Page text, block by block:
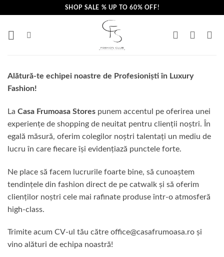
content
SHOP SALE % UP TO 60% OFF!
Al ătură-te echipei noastre de Profesioniști în Luxury
Fashion!
La Casa Frumoasa Stores punem accentul pe oferirea unei
experiențe de shopping de neuitat pentru clienții noștri. În
egal ă măsură, oferim colegilor noștri talentați un mediu de
lucru în care fiecare își evidențiază punctele forte.
Ne place să facem lucrurile foarte bine, să cunoaștem
tendințele din fashion direct de pe catwalk și să oferim
clienților noștri cele mai rafinate produse într-o atmosferă
high-class.
Trimite acum CV-ul tău către office@casafrumoasa.ro și
vino al ături de echipa noastră!